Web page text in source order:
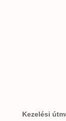
Kezelési